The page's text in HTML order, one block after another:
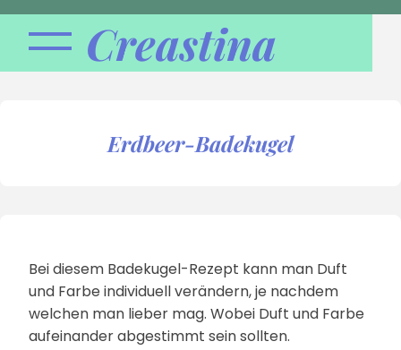
Creastina
Erdbeer-Badekugel
Bei diesem Badekugel-Rezept kann man Duft
und Farbe individuell verändern, je nachdem
welchen man lieber mag. Wobei Duft und Farbe
aufeinander abgestimmt sein sollten.